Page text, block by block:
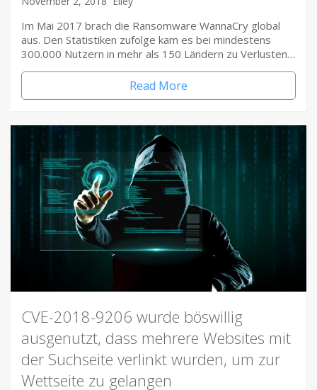
Im Mai 2017 brach die Ransomware WannaCry global
aus. Den Statistiken zufolge kam es bei mindestens
300.000 Nutzern in mehr als 150 Ländern zu Verlusten…
Read More
CVE-2018-9206 wurde böswillig
ausgenutzt, dass mehrere Websites mit
der Suchseite verlinkt wurden, um zur
Wettseite zu gelangen